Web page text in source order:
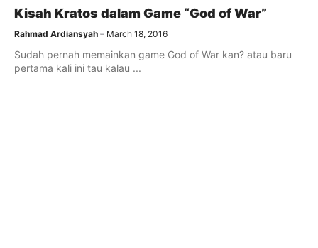
Kisah Kratos dalam Game “God of War”
Rahmad Ardiansyah March 18, 2016
Sudah pernah memainkan game God of War kan? atau baru
pertama kali ini tau kalau ...